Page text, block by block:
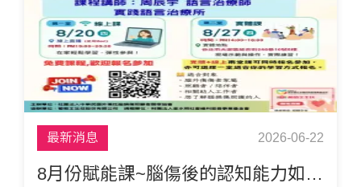
最新消息 2026-06-22
8月份賦能課~腦傷後的認知能力如何影響溝通，了解認知溝通障礙